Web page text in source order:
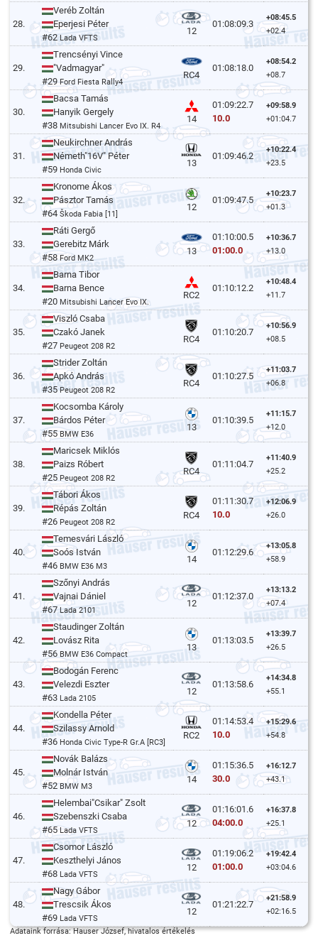
28.
Veréb Zoltán
Eperjesi Péter
#62 Lada VFTS
12
01:08:09.3
+08:45.5
+02.4
29.
Trencsényi Vince
"Vadmagyar"
#29Ford Fiesta Rally4
RC4
01:08:18.0
+08:54.2
+08.7
30.
Bacsa Tamás
Hanyik Gergely
#38 Mitsubishi Lancer Evo IX. R4
14
01:09:22.7
10.0
+09:58.9
+01:04.7
31.
Neukirchner András
Németh"16V" Péter
#59 Honda Civic
13
01:09:46.2
+10:22.4
+23.5
32.
Kronome Ákos
Pásztor Tamás
#64Škoda Fabia [11]
12
01:09:47.5
+10:23.7
+01.3
33.
Ráti Gergő
Gerebitz Márk
#58Ford MK2
13
01:10:00.5
01:00.0
+10:36.7
+13.0
34.
Barna Tibor
Barna Bence
#20 Mitsubishi Lancer Evo IX.
RC2
01:10:12.2
+10:48.4
+11.7
35.
Viszló Csaba
Czakó Janek
#27 Peugeot 208 R2
RC4
01:10:20.7
+10:56.9
+08.5
36.
Strider Zoltán
Apkó András
#35 Peugeot 208 R2
RC4
01:10:27.5
+11:03.7
+06.8
37.
Kocsomba Károly
Bárdos Péter
#55BMW E36
13
01:10:39.5
+11:15.7
+12.0
38.
Maricsek Miklós
Paizs Róbert
#25Peugeot 208 R2
RC4
01:11:04.7
+11:40.9
+25.2
39.
Tábori Ákos
Répás Zoltán
#26 Peugeot 208 R2
RC4
01:11:30.7
10.0
+12:06.9
+26.0
40.
Temesvári László
Soós István
#46 BMW E36 M3
14
01:12:29.6
+13:05.8
+58.9
41.
Szőnyi András
Vajnai Dániel
#67Lada 2101
12
01:12:37.0
+13:13.2
+07.4
42.
Staudinger Zoltán
Lovász Rita
#56 BMW E36 Compact
13
01:13:03.5
+13:39.7
+26.5
43.
Bodogán Ferenc
Velezdi Eszter
#63 Lada 2105
12
01:13:58.6
+14:34.8
+55.1
44.
Kondella Péter
Szilassy Arnold
#36 Honda Civic Type-R Gr.A [RC3]
RC2
01:14:53.4
10.0
+15:29.6
+54.8
45.
Novák Balázs
Molnár István
#52BMW M3
14
01:15:36.5
30.0
+16:12.7
+43.1
46.
Helembai"Csikar" Zsolt
Szebenszki Csaba
#65Lada VFTS
12
01:16:01.6
04:00.0
+16:37.8
+25.1
47.
Csomor László
Keszthelyi János
#68 Lada VFTS
12
01:19:06.2
01:00.0
+19:42.4
+03:04.6
48.
Nagy Gábor
Trescsik Ákos
#69 Lada VFTS
12
01:21:22.7
+21:58.9
+02:16.5
Adataink forrása: Hauser József, hivatalos értékelés